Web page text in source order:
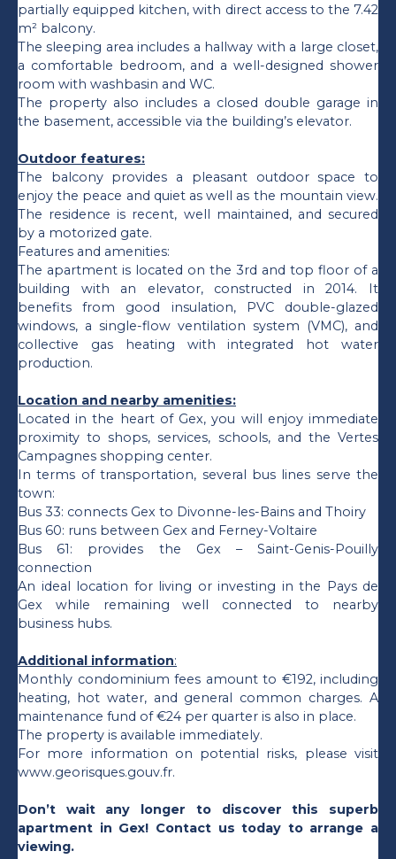
partially equipped kitchen, with direct access to the 7.42
m² balcony.
The sleeping area includes a hallway with a large closet,
a comfortable bedroom, and a well-designed shower
room with washbasin and WC.
The property also includes a closed double garage in
the basement, accessible via the building’s elevator.
Outdoor features:
The balcony provides a pleasant outdoor space to
enjoy the peace and quiet as well as the mountain view.
The residence is recent, well maintained, and secured
by a motorized gate.
Features and amenities:
The apartment is located on the 3rd and top floor of a
building with an elevator, constructed in 2014. It
benefits from good insulation, PVC double-glazed
windows, a single-flow ventilation system (VMC), and
collective gas heating with integrated hot water
production.
Location and nearby amenities:
Located in the heart of Gex, you will enjoy immediate
proximity to shops, services, schools, and the Vertes
Campagnes shopping center.
In terms of transportation, several bus lines serve the
town:
Bus 33: connects Gex to Divonne-les-Bains and Thoiry
Bus 60: runs between Gex and Ferney-Voltaire
Bus 61: provides the Gex – Saint-Genis-Pouilly
connection
An ideal location for living or investing in the Pays de
Gex while remaining well connected to nearby
business hubs.
Additional information:
Monthly condominium fees amount to €192, including
heating, hot water, and general common charges. A
maintenance fund of €24 per quarter is also in place.
The property is available immediately.
For more information on potential risks, please visit
www.georisques.gouv.fr.
Don’t wait any longer to discover this superb
apartment in Gex! Contact us today to arrange a
viewing.